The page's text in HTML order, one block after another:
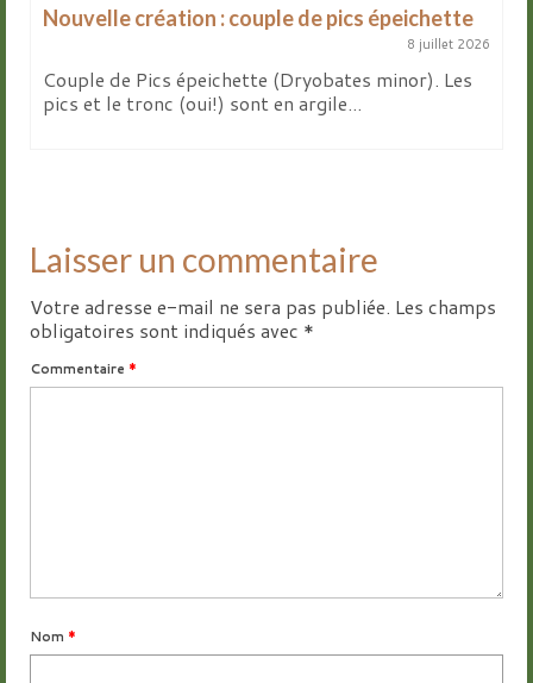
Nouvelle création : couple de pics épeichette
8 juillet 2026
Couple de Pics épeichette (Dryobates minor). Les
pics et le tronc (oui!) sont en argile...
Laisser un commentaire
Votre adresse e-mail ne sera pas publiée. Les champs
obligatoires sont indiqués avec *
Commentaire *
Nom *